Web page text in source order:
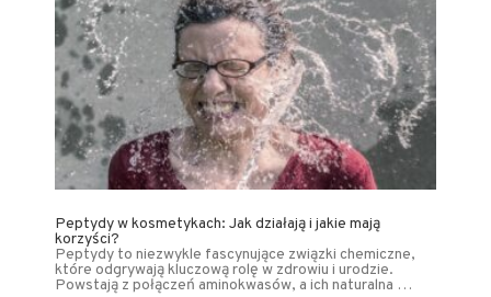
Peptydy w kosmetykach: Jak działają i jakie mają
korzyści?
Peptydy to niezwykle fascynujące związki chemiczne,
które odgrywają kluczową rolę w zdrowiu i urodzie.
Powstają z połączeń aminokwasów, a ich naturalna …